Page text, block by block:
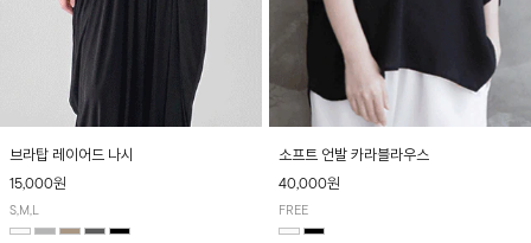
브라탑 레이어드 나시
15,000원
S,M,L
소프트 언발 카라블라우스
40,000원
FREE